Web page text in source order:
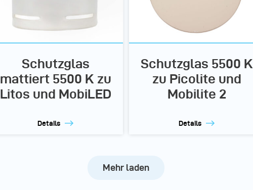
Schutzglas
mattiert 5500 K zu
Litos und MobiLED
Details
Schutzglas 5500 K
zu Picolite und
Mobilite 2
Details
Mehr laden